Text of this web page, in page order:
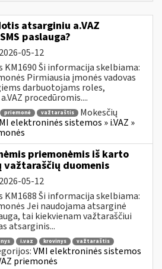
atsarginiu a.VAZ
SMS paslauga?
2026-05-12
Ši informacija skelbiama:
Pirmiausia įmonės vadovas
darbuotojams roles,
procedūromis....
priemonė važtaraštis
Mokesčių
elektroninės sistemos » i.VAZ »
priemonėmis iš karto
duomenis
2026-05-12
Ši informacija skelbiama:
Jei naudojama atsarginė
tai kiekvienam važtaraščiui
atsarginis...
i.vaz krovinys važtaraštis
VMI elektroninės sistemos
priemonės